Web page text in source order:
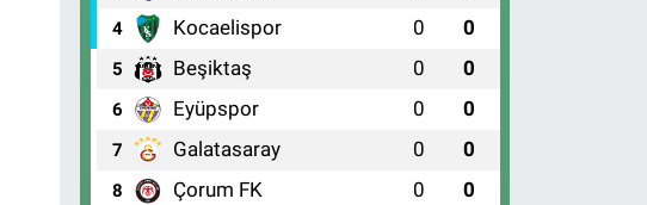
4 Kocaelispor 0 0
5 Beşiktaş 0 0
6 Eyüpspor 0 0
7 Galatasaray 0 0
8 Çorum FK 0 0